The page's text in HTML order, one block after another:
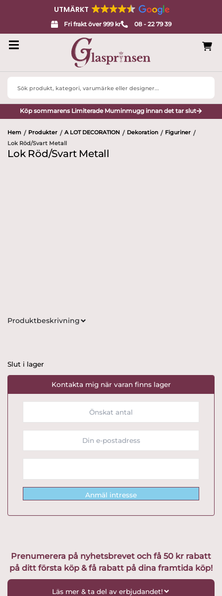
UTMÄRKT
Fri frakt över 999 kr 08 - 22 79 39
Search
Köp sommarens Limiterade Muminmugg innan det tar slut
Hem / Produkter / A LOT DECORATION / Dekoration / Figuriner /
Lok Röd/Svart Metall
Lok Röd/Svart Metall
Produktbeskrivning
Slut i lager
Kontakta mig när varan finns lager
Anmäl intresse
Prenumerera på nyhetsbrevet och få 50 kr rabatt
på ditt första köp & få rabatt på dina framtida köp!
Läs mer & ta del av erbjudandet!